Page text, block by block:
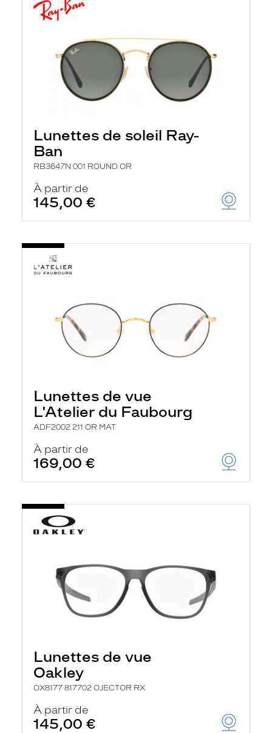
Lunettes de soleil Ray-
Ban
RB3647N 001 ROUND OR
À partir de
145,00 €
Lunettes de vue
L'Atelier du Faubourg
ADF2002 211 OR MAT
À partir de
169,00 €
Lunettes de vue
Oakley
OX8177 817702 OJECTOR RX
À partir de
145,00 €